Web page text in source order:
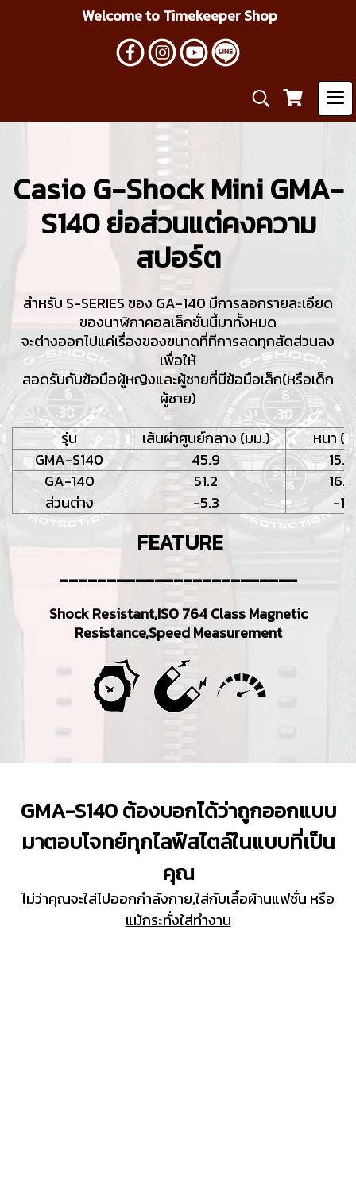
Welcome to Timekeeper Shop
Casio G-Shock Mini GMA-
S140 ย่อส่วนแต่คงความ
สปอร์ต
สำหรับ S-SERIES ของ GA-140 มีการลอกรายละเอียด
ของนาฬิกาคอลเล็กชั่นนี้มาทั้งหมด
จะต่างออกไปแค่เรื่องของขนาดที่ทีการลดทุกสัดส่วนลง
เพื่อให้
สอดรับกับข้อมือผู้หญิงและผู้ชายที่มีข้อมือเล็ก(หรือเด็ก
ผู้ชาย)
รุ่น
เส้นผ่าศูนย์กลาง (มม.)
หนา (
GMA-S140
45.9
15.8
GA-140
51.2
16.9
ส่วนต่าง
-5.3 -11
FEATURE
-------------------------
Shock Resistant,ISO 764 Class Magnetic
Resistance,Speed Measurement
GMA-S140 ต้องบอกได้ว่าถูกออกแบบ
มาตอบโจทย์ทุกไลฟ์สไตล์ในแบบที่เป็น
คุณ
ไม่ว่าคุณจะใส่ไปออกกำลังกาย,ใส่กับเสื้อผ้านแฟชั่น หรือ
แม้กระทั่งใส่ทำงาน